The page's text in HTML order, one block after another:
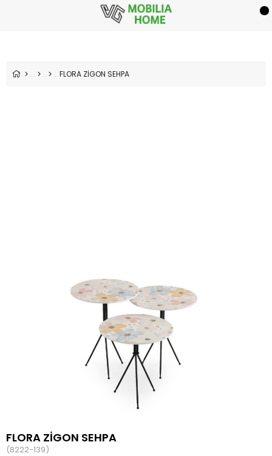
FLORA ZİGON SEHPA
FLORA ZİGON SEHPA
(8222-139)